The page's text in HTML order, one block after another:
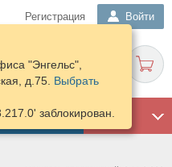
Регистрация Войти
ГАРАЖ
"Энгельс",
д.75. Выбрать
заблокирован.